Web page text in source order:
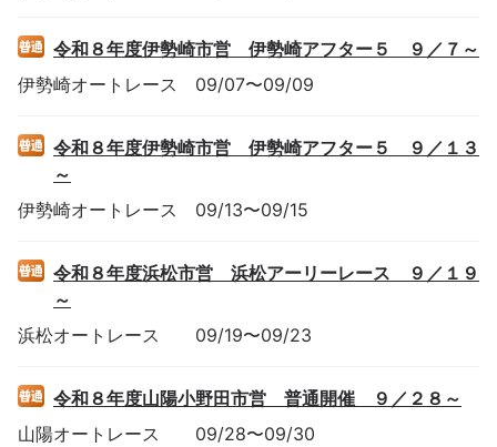
令和８年度伊勢崎市営 伊勢崎アフター５ ９／７～
伊勢崎オートレース 09/07〜09/09
令和８年度伊勢崎市営 伊勢崎アフター５ ９／１３
～
伊勢崎オートレース 09/13〜09/15
令和８年度浜松市営 浜松アーリーレース ９／１９
～
浜松オートレース 09/19〜09/23
令和８年度山陽小野田市営 普通開催 ９／２８～
山陽オートレース 09/28〜09/30